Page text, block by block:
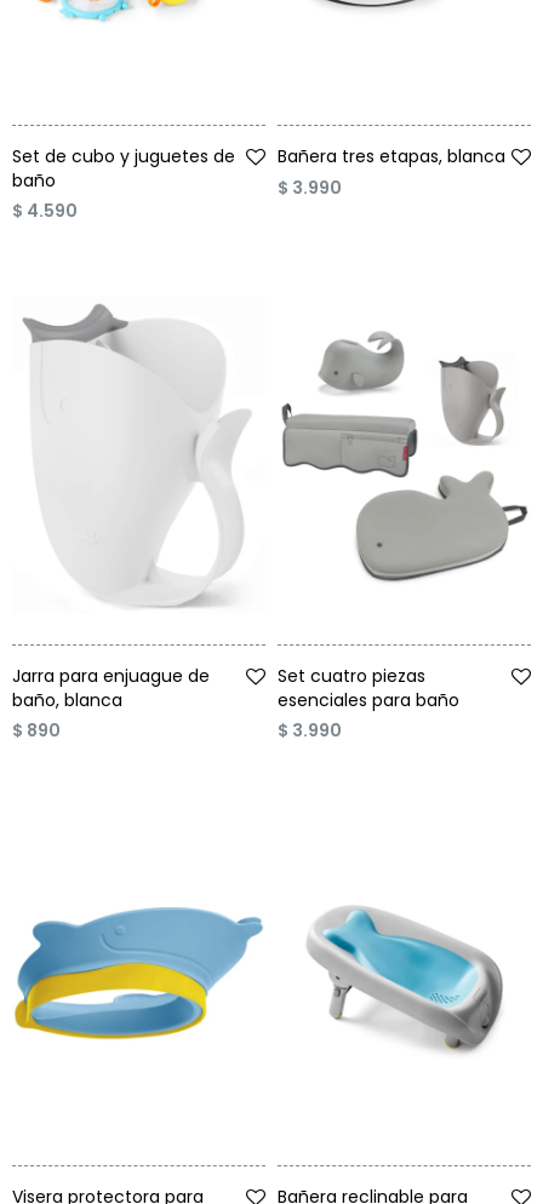
Set de cubo y juguetes de
baño
$ 4.590
Bañera tres etapas, blanca
$ 3.990
Jarra para enjuague de
baño, blanca
$ 890
Set cuatro piezas
esenciales para baño
$ 3.990
Visera protectora para Bañera reclinable para